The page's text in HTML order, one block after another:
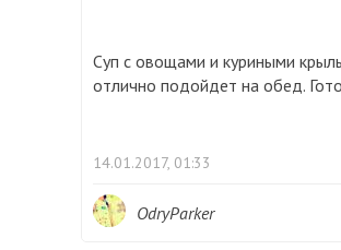
Суп с овощами и куриными
отлично подойдет на обед.
14.01.2017, 01:33
OdryParker